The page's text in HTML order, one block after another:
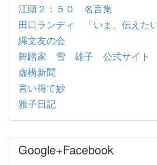
江頭２：５０ 名言集
田口ランディ 「いま、伝えた
縄文友の会
舞踏家 雪 雄子 公式サイト
虚構新聞
言い得て妙
雅子日記
Google+Facebook